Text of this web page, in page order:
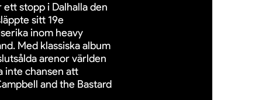
stopp i Dalhalla den
sitt 19e
inom heavy
Med klassiska album
arenor världen
inte chansen att
and the Bastard